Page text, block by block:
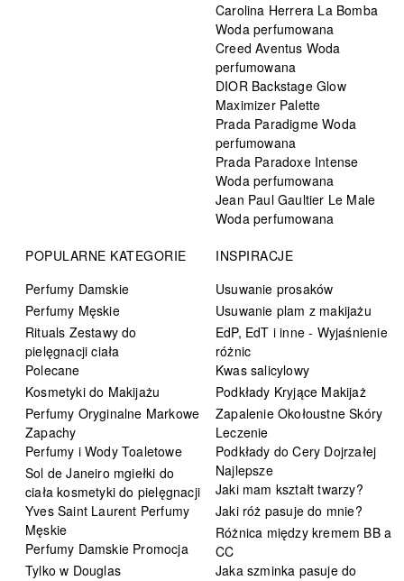
Carolina Herrera La Bomba
Woda perfumowana
Creed Aventus Woda
perfumowana
DIOR Backstage Glow
Maximizer Palette
Prada Paradigme Woda
perfumowana
Prada Paradoxe Intense
Woda perfumowana
Jean Paul Gaultier Le Male
Woda perfumowana
POPULARNE KATEGORIE
Perfumy Damskie
Perfumy Męskie
Rituals Zestawy do
pielęgnacji ciała
Polecane
Kosmetyki do Makijażu
Perfumy Oryginalne Markowe
Zapachy
Perfumy i Wody Toaletowe
Sol de Janeiro mgiełki do
ciała kosmetyki do pielęgnacji
Yves Saint Laurent Perfumy
Męskie
Perfumy Damskie Promocja
Tylko w Douglas
INSPIRACJE
Usuwanie prosaków
Usuwanie plam z makijażu
EdP, EdT i inne - Wyjaśnienie
różnic
Kwas salicylowy
Podkłady Kryjące Makijaż
Zapalenie Okołoustne Skóry
Leczenie
Podkłady do Cery Dojrzałej
Najlepsze
Jaki mam kształt twarzy?
Jaki róż pasuje do mnie?
Różnica między kremem BB a
CC
Jaka szminka pasuje do